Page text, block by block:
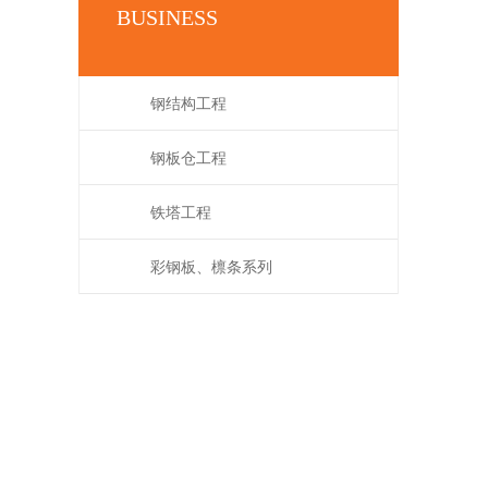
BUSINESS
钢结构工程
钢板仓工程
铁塔工程
彩钢板、檩条系列